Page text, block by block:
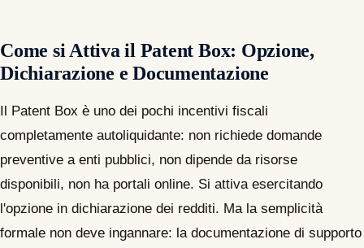
Come si Attiva il Patent Box: Opzione,
Dichiarazione e Documentazione
Il Patent Box è uno dei pochi incentivi fiscali
completamente autoliquidante: non richiede domande
preventive a enti pubblici, non dipende da risorse
disponibili, non ha portali online. Si attiva esercitando
l'opzione in dichiarazione dei redditi. Ma la semplicità
formale non deve ingannare: la documentazione di supporto